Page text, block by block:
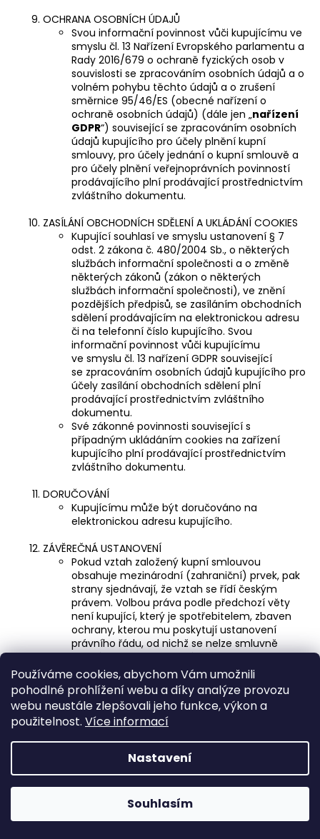
Používáme cookies, abychom Vám umožnili
pohodlné prohlížení webu a díky analýze provozu
webu neustále zlepšovali jeho funkce, výkon a
použitelnost. Více informací
Nastavení
Souhlasím
OCHRANA OSOBNÍCH ÚDAJŮ
Svou informační povinnost vůči kupujícímu ve
smyslu čl. 13 Nařízení Evropského parlamentu a
Rady 2016/679 o ochraně fyzických osob v
souvislosti se zpracováním osobních údajů a o
volném pohybu těchto údajů a o zrušení
směrnice 95/46/ES (obecné nařízení o
ochraně osobních údajů) (dále jen „nařízení
GDPR“) související se zpracováním osobních
údajů kupujícího pro účely plnění kupní
smlouvy, pro účely jednání o kupní smlouvě a
pro účely plnění veřejnoprávních povinností
prodávajícího plní prodávající prostřednictvím
zvláštního dokumentu.
ZASÍLÁNÍ OBCHODNÍCH SDĚLENÍ A UKLÁDÁNÍ COOKIES
Kupující souhlasí ve smyslu ustanovení § 7
odst. 2 zákona č. 480/2004 Sb., o některých
službách informační společnosti a o změně
některých zákonů (zákon o některých
službách informační společnosti), ve znění
pozdějších předpisů, se zasíláním obchodních
sdělení prodávajícím na elektronickou adresu
či na telefonní číslo kupujícího. Svou
informační povinnost vůči kupujícímu
ve smyslu čl. 13 nařízení GDPR související
se zpracováním osobních údajů kupujícího pro
účely zasílání obchodních sdělení plní
prodávající prostřednictvím zvláštního
dokumentu.
Své zákonné povinnosti související s
případným ukládáním cookies na zařízení
kupujícího plní prodávající prostřednictvím
zvláštního dokumentu.
DORUČOVÁNÍ
Kupujícímu může být doručováno na
elektronickou adresu kupujícího.
ZÁVĚREČNÁ USTANOVENÍ
Pokud vztah založený kupní smlouvou
obsahuje mezinárodní (zahraniční) prvek, pak
strany sjednávají, že vztah se řídí českým
právem. Volbou práva podle předchozí věty
není kupující, který je spotřebitelem, zbaven
ochrany, kterou mu poskytují ustanovení
právního řádu, od nichž se nelze smluvně
odchýlit, a jež by se v případě neexistence
volby práva jinak použila dle ustanovení čl. 6
odst. 1 Nařízení Evropského parlamentu a Rady
(ES) č. 593/2008 ze dne 17. června 2008
o právu rozhodném pro smluvní závazkové
vztahy (Řím I).
Je-li některé ustanovení obchodních
podmínek neplatné nebo neúčinné, nebo
se takovým stane, namísto neplatných
ustanovení nastoupí ustanovení, jehož smysl
přibližuje. Neplatností nebo neúčinností
jednoho ustanovení není dotčena platnost